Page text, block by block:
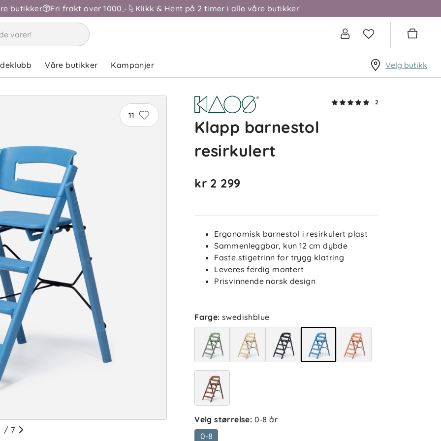
butikker Fri frakt over 1000,- Klikk & Hent på 2 timer i alle våre butikker
Våre butikker Kampanjer Velg butikk
11
/ 7
2
Klapp barnestol
resirkulert
kr 2 299
Ergonomisk barnestol i resirkulert plast
Sammenleggbar, kun 12 cm dybde
Faste stigetrinn for trygg klatring
Leveres ferdig montert
Prisvinnende norsk design
Farge: swedishblue
Velg størrelse: 0-8 år
0-8
5.0
basert på 2 anmeldelser
3
2
1
Sorter etter